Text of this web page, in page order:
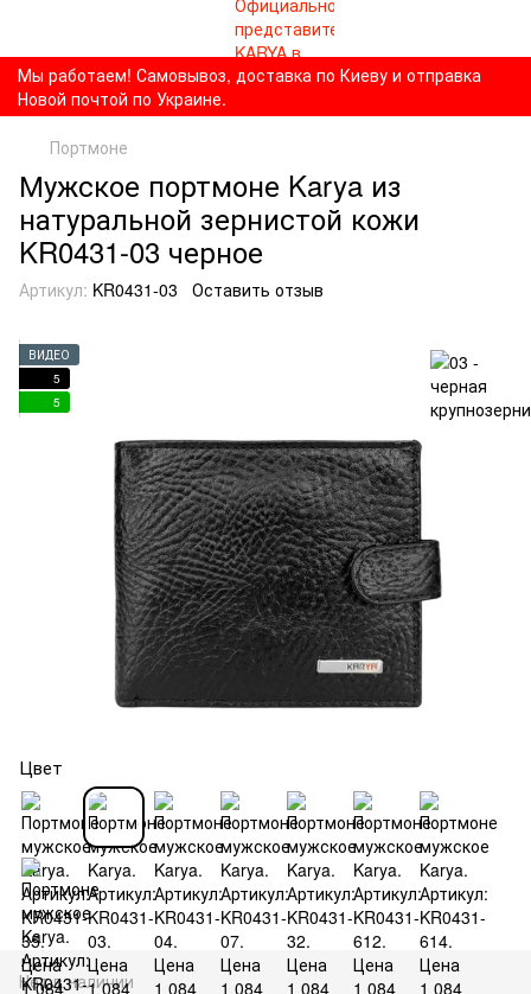
Мы работаем! Самовывоз, доставка по Киеву и отправка
Новой почтой по Украине.
Портмоне
Мужское портмоне Karya из
натуральной зернистой кожи
KR0431-03 черное
Артикул: KR0431-03 Оставить отзыв
ВИДЕО
5
5
Цвет
Нет в наличии